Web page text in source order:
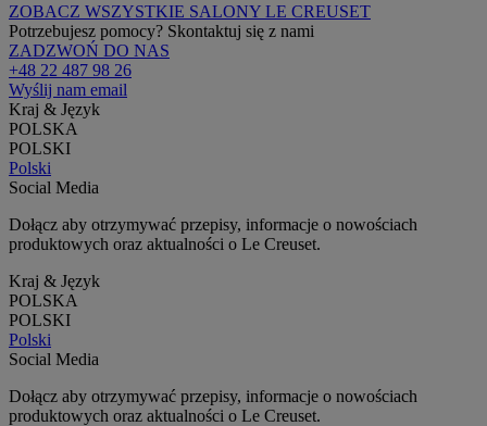
ZOBACZ WSZYSTKIE SALONY LE CREUSET
Potrzebujesz pomocy? Skontaktuj się z nami
ZADZWOŃ DO NAS
+48 22 487 98 26
Wyślij nam email
Kraj & Język
POLSKA
POLSKI
Polski
Social Media
Dołącz aby otrzymywać przepisy, informacje o nowościach
produktowych oraz aktualności o Le Creuset.
Kraj & Język
POLSKA
POLSKI
Polski
Social Media
Dołącz aby otrzymywać przepisy, informacje o nowościach
produktowych oraz aktualności o Le Creuset.